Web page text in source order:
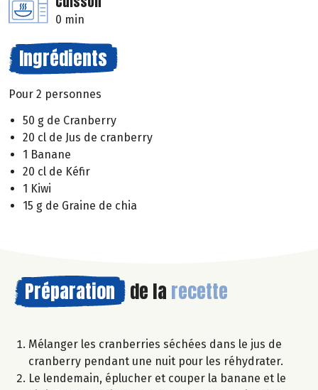
0 min
Ingrédients
Pour 2 personnes
50 g de Cranberry
20 cl de Jus de cranberry
1 Banane
20 cl de Kéfir
1 Kiwi
15 g de Graine de chia
Préparation de la recette
Mélanger les cranberries séchées dans le jus de
cranberry pendant une nuit pour les réhydrater.
Le lendemain, éplucher et couper la banane et le